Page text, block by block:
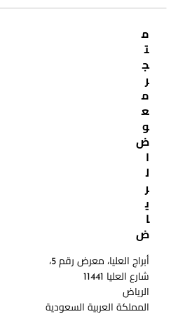
م
ت
ج
ر
م
ع
و
ض
ل
ر
ي
ا
ض
أبراج العليا، معرض رقم 5،
شارع العليا 11441
الرياض
المملكة العربية السعودية